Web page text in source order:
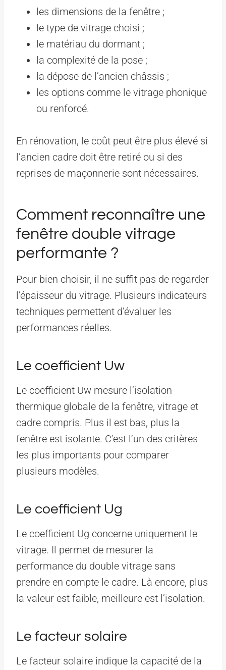
les dimensions de la fenêtre ;
le type de vitrage choisi ;
le matériau du dormant ;
la complexité de la pose ;
la dépose de l’ancien châssis ;
les options comme le vitrage phonique
ou renforcé.
En rénovation, le coût peut être plus élevé si
l’ancien cadre doit être retiré ou si des
reprises de maçonnerie sont nécessaires.
Comment reconnaître une
fenêtre double vitrage
performante ?
Pour bien choisir, il ne suffit pas de regarder
l’épaisseur du vitrage. Plusieurs indicateurs
techniques permettent d’évaluer les
performances réelles.
Le coefficient Uw
Le coefficient Uw mesure l’isolation
thermique globale de la fenêtre, vitrage et
cadre compris. Plus il est bas, plus la
fenêtre est isolante. C’est l’un des critères
les plus importants pour comparer
plusieurs modèles.
Le coefficient Ug
Le coefficient Ug concerne uniquement le
vitrage. Il permet de mesurer la
performance du double vitrage sans
prendre en compte le cadre. Là encore, plus
la valeur est faible, meilleure est l’isolation.
Le facteur solaire
Le facteur solaire indique la capacité de la